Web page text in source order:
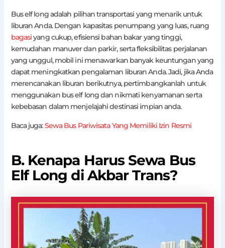
Bus elf long adalah pilihan transportasi yang menarik untuk
liburan Anda. Dengan kapasitas penumpang yang luas, ruang
bagasiyang cukup, efisiensi bahan bakar yang tinggi,
kemudahan manuver dan parkir, serta fleksibilitas perjalanan
yang unggul, mobil ini menawarkan banyak keuntungan yang
dapat meningkatkan pengalaman liburan Anda. Jadi, jika Anda
merencanakan liburan berikutnya, pertimbangkanlah untuk
menggunakan bus elf long dan nikmati kenyamanan serta
kebebasan dalam menjelajahi destinasi impian anda.
Baca juga:Sewa Bus Pariwisata Yang Memiliki Izin Resmi
B. Kenapa Harus Sewa Bus
Elf Long di Akbar Trans?